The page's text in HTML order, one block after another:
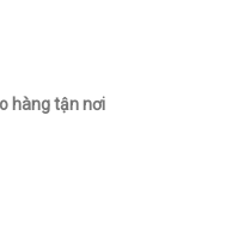
hàng tận nơi